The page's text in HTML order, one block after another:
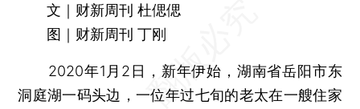
文｜财新周刊 杜偲偲
图｜财新周刊 丁刚
2020年1月2日，新年伊始，湖南省岳阳市东
洞庭湖一码头边，一位年过七旬的老太在一艘住家